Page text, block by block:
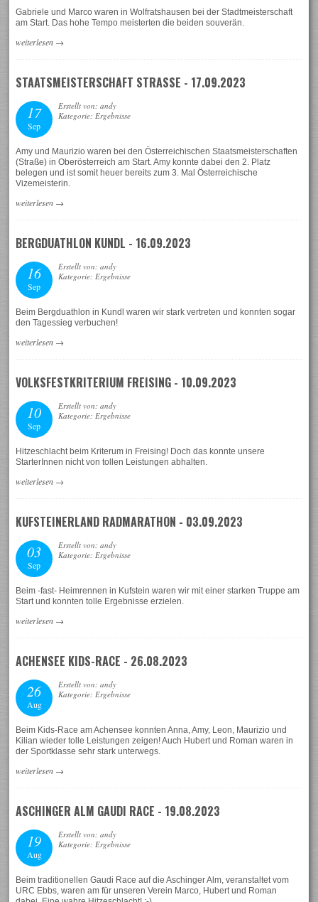
Gabriele und Marco waren in Wolfratshausen bei der Stadtmeisterschaft
am Start. Das hohe Tempo meisterten die beiden souverän.
weiterlesen →
STAATSMEISTERSCHAFT STRASSE - 17.09.2023
17
Sep
Erstellt von: andy
Kategorie: Ergebnisse
Amy und Maurizio waren bei den Österreichischen Staatsmeisterschaften
(Straße) in Oberösterreich am Start. Amy konnte dabei den 2. Platz
belegen und ist somit heuer bereits zum 3. Mal Österreichische
Vizemeisterin.
weiterlesen →
BERGDUATHLON KUNDL - 16.09.2023
16
Sep
Erstellt von: andy
Kategorie: Ergebnisse
Beim Bergduathlon in Kundl waren wir stark vertreten und konnten sogar
den Tagessieg verbuchen!
weiterlesen →
VOLKSFESTKRITERIUM FREISING - 10.09.2023
10
Sep
Erstellt von: andy
Kategorie: Ergebnisse
Hitzeschlacht beim Kriterum in Freising! Doch das konnte unsere
StarterInnen nicht von tollen Leistungen abhalten.
weiterlesen →
KUFSTEINERLAND RADMARATHON - 03.09.2023
03
Sep
Erstellt von: andy
Kategorie: Ergebnisse
Beim -fast- Heimrennen in Kufstein waren wir mit einer starken Truppe am
Start und konnten tolle Ergebnisse erzielen.
weiterlesen →
ACHENSEE KIDS-RACE - 26.08.2023
26
Aug
Erstellt von: andy
Kategorie: Ergebnisse
Beim Kids-Race am Achensee konnten Anna, Amy, Leon, Maurizio und
Kilian wieder tolle Leistungen zeigen! Auch Hubert und Roman waren in
der Sportklasse sehr stark unterwegs.
weiterlesen →
ASCHINGER ALM GAUDI RACE - 19.08.2023
19
Aug
Erstellt von: andy
Kategorie: Ergebnisse
Beim traditionellen Gaudi Race auf die Aschinger Alm, veranstaltet vom
URC Ebbs, waren am für unseren Verein Marco, Hubert und Roman